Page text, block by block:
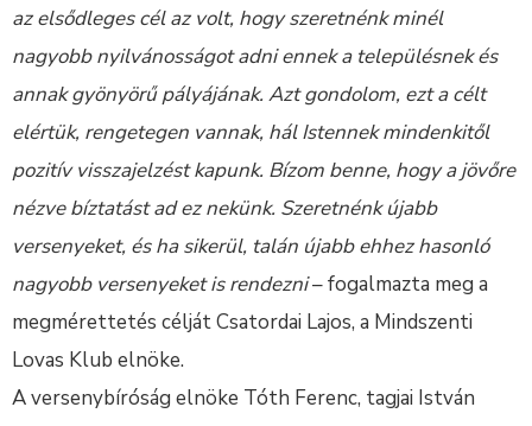
az elsődleges cél az volt, hogy szeretnénk minél
nagyobb nyilvánosságot adni ennek a településnek és
annak gyönyörű pályájának. Azt gondolom, ezt a célt
elértük, rengetegen vannak, hál Istennek mindenkitől
pozitív visszajelzést kapunk. Bízom benne, hogy a jövőre
nézve bíztatást ad ez nekünk. Szeretnénk újabb
versenyeket, és ha sikerül, talán újabb ehhez hasonló
nagyobb versenyeket is rendezni– fogalmazta meg a
megmérettetés célját Csatordai Lajos, a Mindszenti
Lovas Klub elnöke.
A versenybíróság elnöke Tóth Ferenc, tagjai István